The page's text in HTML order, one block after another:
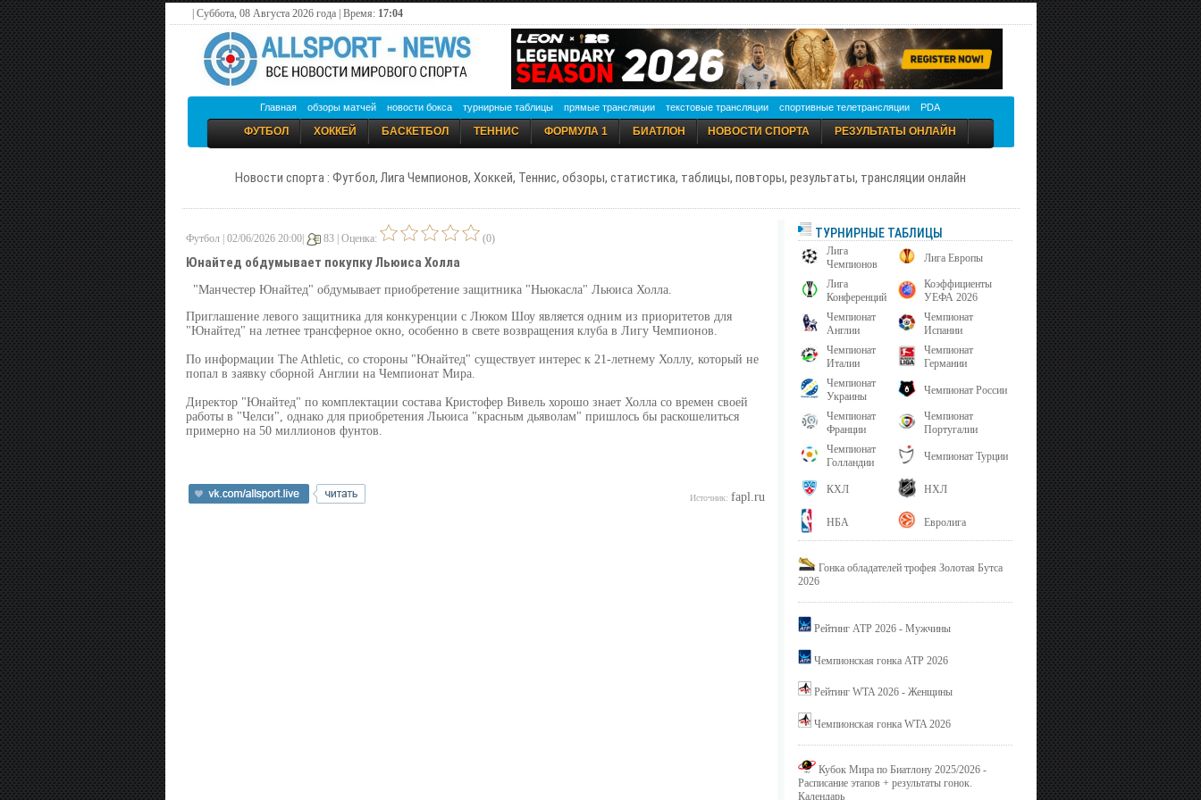
| Суббота, 08 Августа 2026 года | Время: 17:04
Главная обзоры матчей новости бокса турнирные таблицы прямые трансляции текстовые трансляции спортивные телетрансляции PDA
ФУТБОЛ ХОККЕЙ БАСКЕТБОЛ ТЕННИС ФОРМУЛА 1 БИАТЛОН НОВОСТИ СПОРТА РЕЗУЛЬТАТЫ ОНЛАЙН
Новости спорта : Футбол, Лига Чемпионов, Хоккей, Теннис, обзоры, статистика, таблицы, повторы, результаты, трансляции онлайн
Футбол | 02/06/2026 20:00| 83 | Оценка: (0)
Юнайтед обдумывает покупку Льюиса Холла
"Манчестер Юнайтед" обдумывает приобретение защитника "Ньюкасла" Льюиса Холла.
Приглашение левого защитника для конкуренции с Люком Шоу является одним из приоритетов для
"Юнайтед" на летнее трансферное окно, особенно в свете возвращения клуба в Лигу Чемпионов.
По информации The Athletic, со стороны "Юнайтед" существует интерес к 21-летнему Холлу, который не
попал в заявку сборной Англии на Чемпионат Мира.
Директор "Юнайтед" по комплектации состава Кристофер Вивель хорошо знает Холла со времен своей
работы в "Челси", однако для приобретения Льюиса "красным дьяволам" пришлось бы раскошелиться
примерно на 50 миллионов фунтов.
Источник: fapl.ru
ТУРНИРНЫЕ ТАБЛИЦЫ
Лига
Чемпионов
Лига Европы
Лига
Конференций
Коэффициенты
УЕФА 2026
Чемпионат
Англии
Чемпионат
Испании
Чемпионат
Италии
Чемпионат
Германии
Чемпионат
Украины
Чемпионат России
Чемпионат
Франции
Чемпионат
Португалии
Чемпионат
Голландии
Чемпионат Турции
КХЛ НХЛ
НБА Евролига
Гонка обладателей трофея Золотая Бутса
2026
Рейтинг ATP 2026 - Мужчины
Чемпионская гонка ATP 2026
Рейтинг WTA 2026 - Женщины
Чемпионская гонка WTA 2026
Кубок Мира по Биатлону 2025/2026 -
Расписание этапов + результаты гонок.
Календарь